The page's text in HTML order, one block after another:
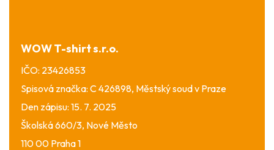
WOW T-shirt s.r.o.
IČO: 23426853
Spisová značka: C 426898, Městský soud v Praze
Den zápisu: 15. 7. 2025
Školská 660/3, Nové Město
110 00 Praha 1